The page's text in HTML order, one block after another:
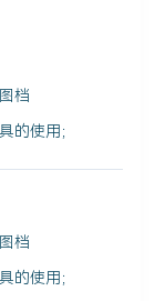
档
的使用；
档
的使用；